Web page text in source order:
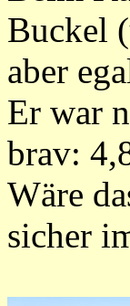
Buckel
aber
Er war
brav:
Wäre
sicher